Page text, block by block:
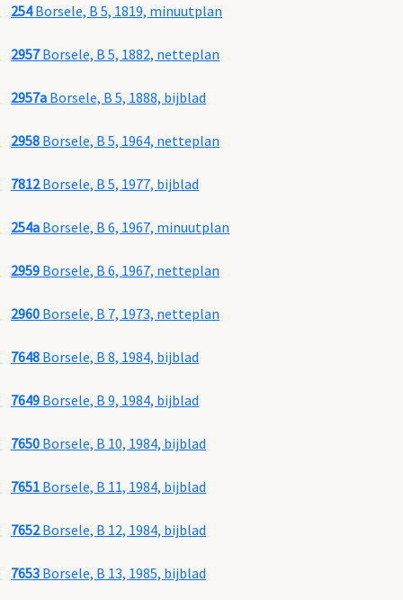
254Borsele, B 5, 1819, minuutplan
2957Borsele, B 5, 1882, netteplan
2957a Borsele, B 5, 1888, bijblad
2958 Borsele, B 5, 1964, netteplan
7812Borsele, B 5, 1977, bijblad
254a Borsele, B 6, 1967, minuutplan
2959 Borsele, B 6, 1967, netteplan
2960 Borsele, B 7, 1973, netteplan
7648 Borsele, B 8, 1984, bijblad
7649 Borsele, B 9, 1984, bijblad
7650 Borsele, B 10, 1984, bijblad
7651 Borsele, B 11, 1984, bijblad
7652Borsele, B 12, 1984, bijblad
7653 Borsele, B 13, 1985, bijblad